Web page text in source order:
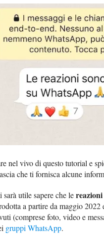
nel vivo di questo tutorial e
che ti fornisca alcune
utile sapere che le
a partire da maggio
(comprese foto, video e
gruppi WhatsApp.